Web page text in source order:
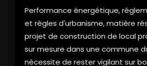
Performance énergétique,
et règles d'urbanisme, matière
projet de construction de local
sur mesure dans une commune
nécessite de rester vigilant sur